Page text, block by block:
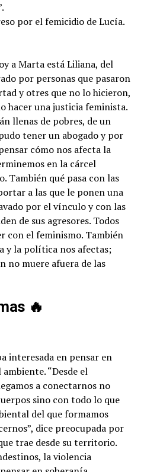
por el femicidio de Lucía.
a Marta está Liliana, del
por personas que pasaron
y otres que no lo hicieron,
hacer una justicia feminista.
llenas de pobres, de un
tener un abogado y por
cómo nos afecta la
en la cárcel
También qué pasa con las
a las que le ponen una
por el vínculo y con las
de sus agresores. Todos
con el feminismo. También
y la política nos afectas;
no muere afuera de las
interesada en pensar en
“Desde el
a conectarnos no
sino con todo lo que
del que formamos
dice preocupada por
trae desde su territorio.
la violencia